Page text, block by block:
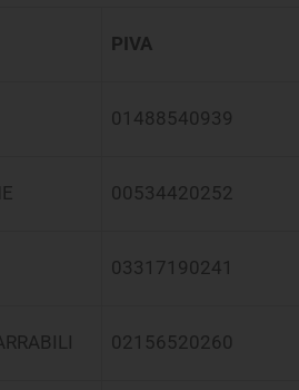
PIVA
01488540939
00534420252
03317190241
02156520260